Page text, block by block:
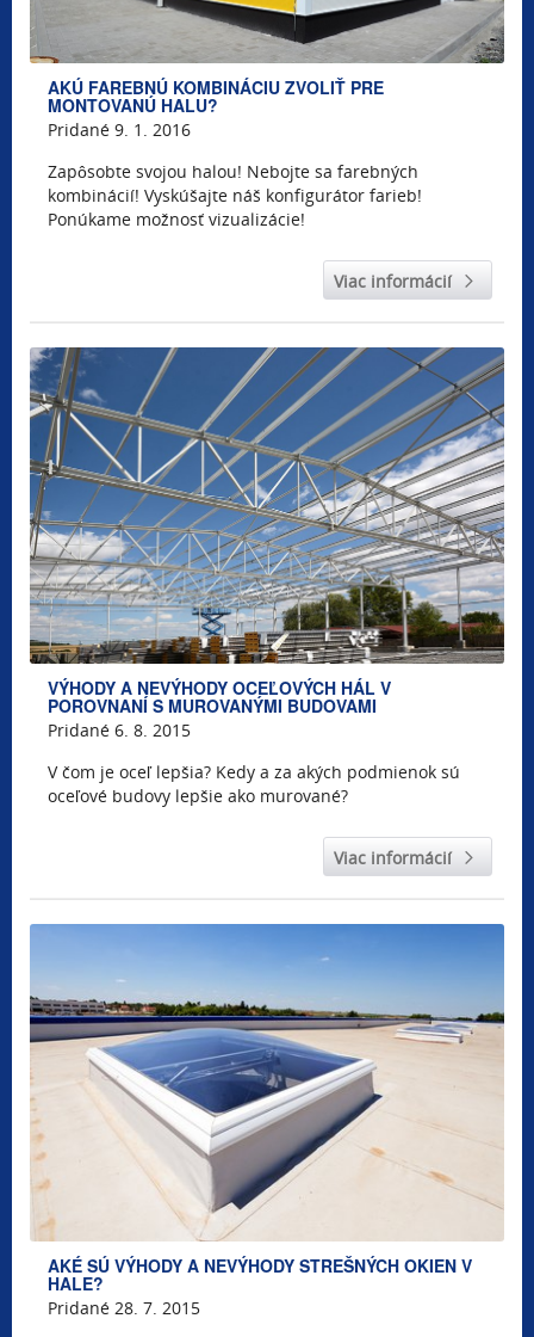
AKÚ FAREBNÚ KOMBINÁCIU ZVOLIŤ PRE
MONTOVANÚ HALU?
Pridané 9. 1. 2016
Zapôsobte svojou halou! Nebojte sa farebných
kombinácií! Vyskúšajte náš konfigurátor farieb!
Ponúkame možnosť vizualizácie!
Viac informácií
VÝHODY A NEVÝHODY OCEĽOVÝCH HÁL V
POROVNANÍ S MUROVANÝMI BUDOVAMI
Pridané 6. 8. 2015
V čom je oceľ lepšia? Kedy a za akých podmienok sú
oceľové budovy lepšie ako murované?
Viac informácií
AKÉ SÚ VÝHODY A NEVÝHODY STREŠNÝCH OKIEN V
HALE?
Pridané 28. 7. 2015